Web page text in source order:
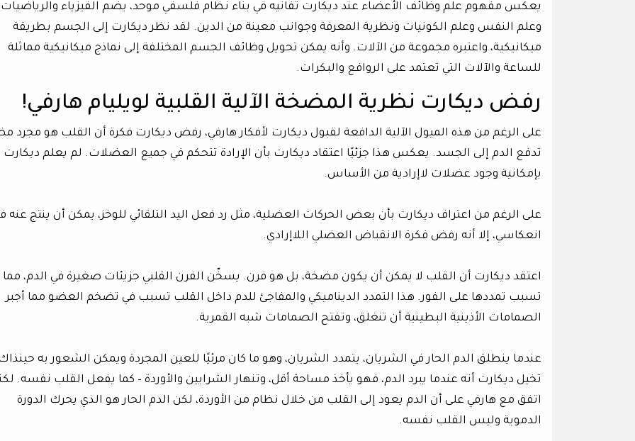
يعكس مفهوم علم وظائف الأعضاء عند ديكارت تفانيه في بناء نظام فلسفي موحد، يضم الفيزياء والرياضيات
وعلم النفس وعلم الكونيات ونظرية المعرفة وجوانب معينة من الدين. لقد نظر ديكارت إلى الجسم بطريقة
ميكانيكية، واعتبره مجموعة من الآلات. وأنه يمكن تحويل وظائف الجسم المختلفة إلى نماذج ميكانيكية مماثلة
للساعة والآلات التي تعتمد على الروافع والبكرات.
رفض ديكارت نظرية المضخة الآلية القلبية لويليام هارفي!
على الرغم من هذه الميول الآلية الدافعة لقبول ديكارت لأفكار هارفي، رفض ديكارت فكرة أن القلب هو مجرد
تدفع الدم إلى الجسد. يعكس هذا جزئيًا اعتقاد ديكارت بأن الإرادة تتحكم في جميع العضلات. لم يعلم ديكارت
بإمكانية وجود عضلات لاإرادية من الأساس.
على الرغم من اعتراف ديكارت بأن بعض الحركات العضلية، مثل رد فعل اليد التلقائي للوخز، يمكن أن ينتج عنه
انعكاسي، إلا أنه رفض فكرة الانقباض العضلي اللاإرادي.
اعتقد ديكارت أن القلب لا يمكن أن يكون مضخة، بل هو فرن. يسخّن الفرن القلبي جزيئات صغيرة في الدم، مما
تسبب تمددها على الفور. هذا التمدد الديناميكي والمفاجئ للدم داخل القلب تسبب في تضخم العضو مما أجبر
الصمامات الأذينية البطينية أن تنغلق، وتفتح الصمامات شبه القمرية.
عندما ينطلق الدم الحار في الشريان، يتمدد الشريان، وهو ما كان مرئيًا للعين المجردة ويمكن الشعور به
تخيل ديكارت أنه عندما يبرد الدم، فهو يأخذ مساحة أقل، وتنهار الشرايين والأوردة – كما يفعل القلب نفسه.
اتفق مع هارفي على أن الدم يعود إلى القلب من خلال نظام من الأوردة، لكن الدم الحار هو الذي يحرك الدورة
الدموية وليس القلب نفسه.